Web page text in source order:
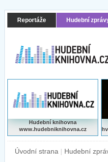
Reportáže Hudební
Hudební knihovna
www.hudebniknihovna.cz
Úvodní strana | Hudební